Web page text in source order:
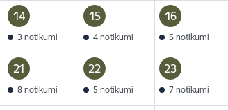
14
3 notikumi
15
4 notikumi
16
5 notikumi
21
8 notikumi
22
5 notikumi
23
7 notikumi